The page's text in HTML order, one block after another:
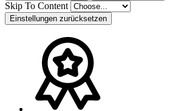
Skip To Content
Einstellungen zurücksetzen